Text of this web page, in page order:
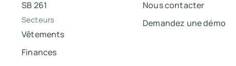
SB 261
Secteurs
Vêtements
Finances
Nous contacter
Demandez une démo